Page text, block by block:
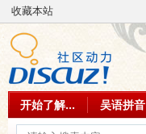
收藏本站
开始了解... 吴语拼音